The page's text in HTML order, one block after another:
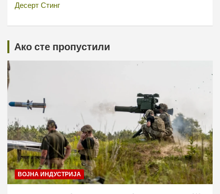
Десерт Стинг
Ако сте пропустили
ВОЈНА ИНДУСТРИЈА